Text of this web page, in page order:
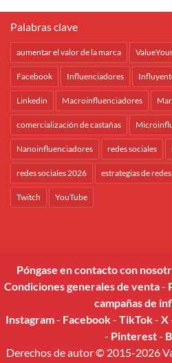
Palabras clave
aumentar el valor de la marca
Facebook Influenciadores
Linkedin Macroinfluenciadores
comercialización de castañas
Nanoinfluenciadores redes sociales
redes sociales 2026 estrategias de
Twitch YouTube
Póngase en contacto con
Condiciones generales de venta-
campañas de
Instagram- Facebook- TikTok- X
- Pinterest-
Derechos de autor © 2015-2026